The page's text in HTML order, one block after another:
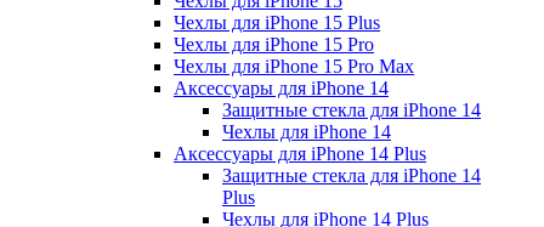
Чехлы для iPhone 15 Plus
Чехлы для iPhone 15 Pro
Чехлы для iPhone 15 Pro Max
Аксессуары для iPhone 14
Защитные стекла для iPhone 14
Чехлы для iPhone 14
Аксессуары для iPhone 14 Plus
Защитные стекла для iPhone 14
Plus
Чехлы для iPhone 14 Plus